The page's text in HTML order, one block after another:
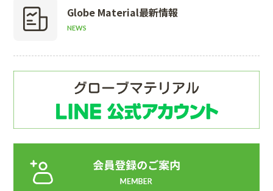
Globe Material最新情報
NEWS